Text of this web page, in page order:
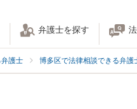
弁護士を探す
護士 博多区で法律相談できる弁護